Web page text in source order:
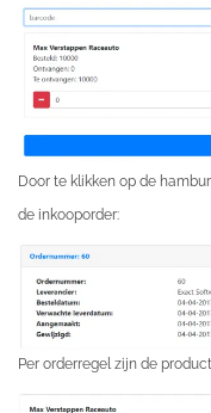
Door te klikken op de
de inkooporder:
Per orderregel zijn de